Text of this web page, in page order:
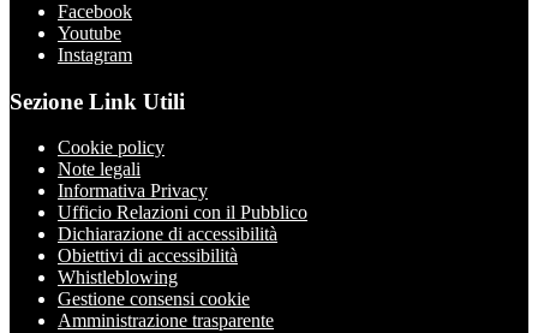
Facebook
Youtube
Instagram
Sezione Link Utili
Cookie policy
Note legali
Informativa Privacy
Ufficio Relazioni con il Pubblico
Dichiarazione di accessibilità
Obiettivi di accessibilità
Whistleblowing
Gestione consensi cookie
Amministrazione trasparente